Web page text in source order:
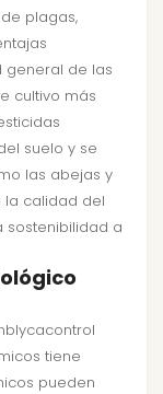
plagas,
general de las
cultivo más
suelo y se
las abejas y
la calidad del
sostenibilidad a
tiene
pueden